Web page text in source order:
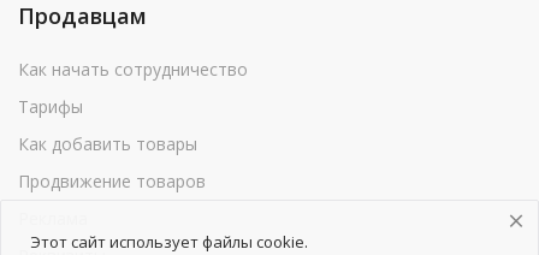
Продавцам
Как начать сотрудничество
Тарифы
Как добавить товары
Продвижение товаров
Этот сайт использует файлы cookie.